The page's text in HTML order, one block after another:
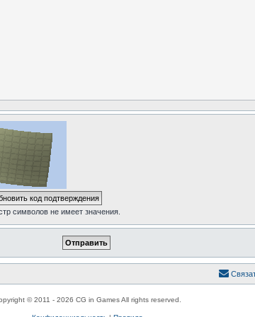
символов не имеет значения.
© 2011 - 2026 CG in Games All rights reserved.